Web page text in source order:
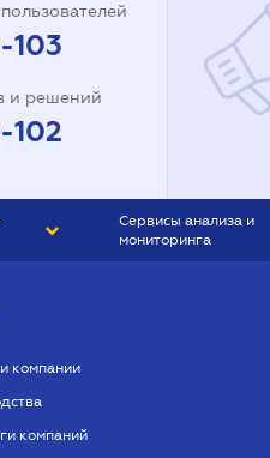
и решений
Сервисы анализа и
мониторинга
компании
компаний